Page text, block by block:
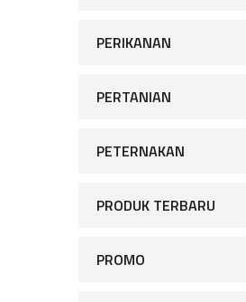
PERIKANAN
PERTANIAN
PETERNAKAN
PRODUK TERBARU
PROMO